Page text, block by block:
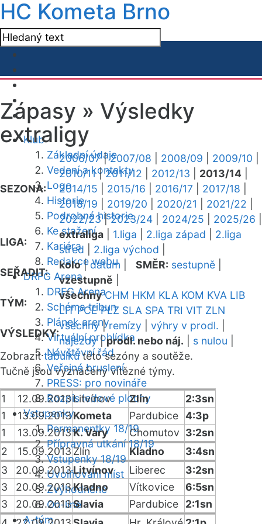
HC Kometa Brno
Klub
Základní údaje
Vedení a kontakty
Logo
Historie
Podrobná historie
Ke stažení
Kariéra
Redakce webu
DRFG Arena
DRFG Arena
Schéma tribun
Plánek areny
Virtuální prohlídka
Návštěvní řád
Veřejné bruslení
PRESS: pro novináře
Rozpis ledové plochy
Vstupenky
Permanentky 18/19
Přípravná utkání 18/19
Vstupenky 18/19
Uvolňování míst
Zvýhodněné
On-line
A-tým
Zápasy » Výsledky
extraligy
SEZONA:
2006/07|2007/08 2008/09 2009/10
2010/11|2011/12 2012/13 2013/14
2014/15
2015/16 2016/17 2017/18
2018/19
2019/20 2020/21 2021/22
2022/23|2023/24 2024/25 2025/26
LIGA:
extraliga 1.liga 2.liga západ
2.liga
střed
2.liga východ
SEŘADIT:
kolo|datum SMĚR: sestupně
vzestupně
TÝM:
všechny CHM HKM KLA KOM KVA LIB
LIT PCE PLZ SLA SPA TRI VIT ZLN
VÝSLEDKY:
všechny|remízy výhry v prodl.
nájezdy|prodl. nebo náj. s nulou
Zobrazittabulkutéto sezóny a soutěže.
Tučně jsou vyznačeny vítězné týmy.
1 12.09.2013Litvínov Zlín
2:3sn
1
13.09.2013Kometa Pardubice 4:3p
1
13.09.2013K. Vary Chomutov 3:2sn
2
15.09.2013Zlín Kladno
3:4sn
3
20.09.2013Litvínov Liberec
3:2sn
3
20.09.2013Kladno Vítkovice
6:5sn
3
20.09.2013Slavia Pardubice
2:1sn